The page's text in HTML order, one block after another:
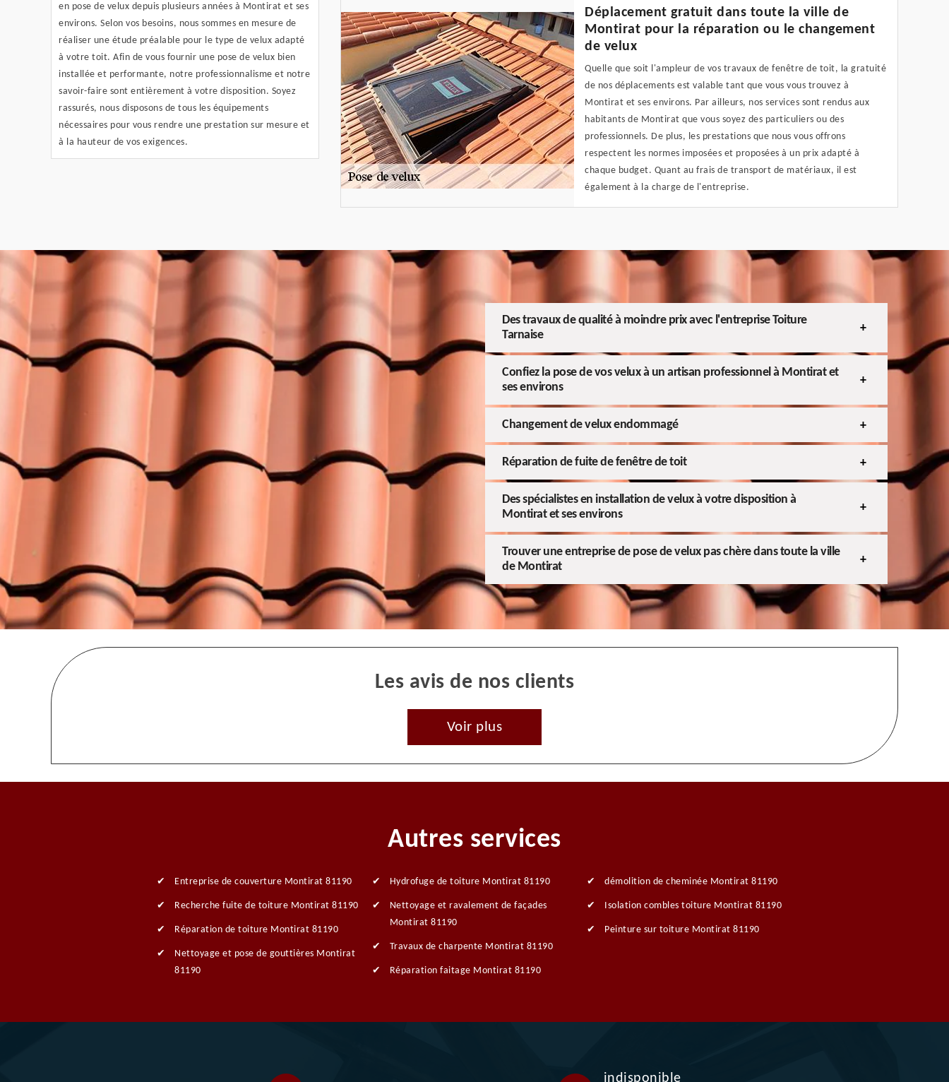
en pose de velux depuis plusieurs années à Montirat et ses
environs. Selon vos besoins, nous sommes en mesure de
réaliser une étude préalable pour le type de velux adapté
à votre toit. Afin de vous fournir une pose de velux bien
installée et performante, notre professionnalisme et notre
savoir-faire sont entièrement à votre disposition. Soyez
rassurés, nous disposons de tous les équipements
nécessaires pour vous rendre une prestation sur mesure et
à la hauteur de vos exigences.
Déplacement gratuit dans toute la ville de
Montirat pour la réparation ou le changement
de velux
Quelle que soit l'ampleur de vos travaux de fenêtre de toit, la gratuité
de nos déplacements est valable tant que vous vous trouvez à
Montirat et ses environs. Par ailleurs, nos services sont rendus aux
habitants de Montirat que vous soyez des particuliers ou des
professionnels. De plus, les prestations que nous vous offrons
respectent les normes imposées et proposées à un prix adapté à
chaque budget. Quant au frais de transport de matériaux, il est
également à la charge de l'entreprise.
Des travaux de qualité à moindre prix avec l'entreprise Toiture
Tarnaise
Confiez la pose de vos velux à un artisan professionnel à Montirat et
ses environs
Changement de velux endommagé
Réparation de fuite de fenêtre de toit
Des spécialistes en installation de velux à votre disposition à
Montirat et ses environs
Trouver une entreprise de pose de velux pas chère dans toute la ville
de Montirat
Les avis de nos clients
Voir plus
Autres services
Entreprise de couverture Montirat 81190
Recherche fuite de toiture Montirat 81190
Réparation de toiture Montirat 81190
Nettoyage et pose de gouttières Montirat
81190
Hydrofuge de toiture Montirat 81190
Nettoyage et ravalement de façades
Montirat 81190
Travaux de charpente Montirat 81190
Réparation faitage Montirat 81190
démolition de cheminée Montirat 81190
Isolation combles toiture Montirat 81190
Peinture sur toiture Montirat 81190
indisponible